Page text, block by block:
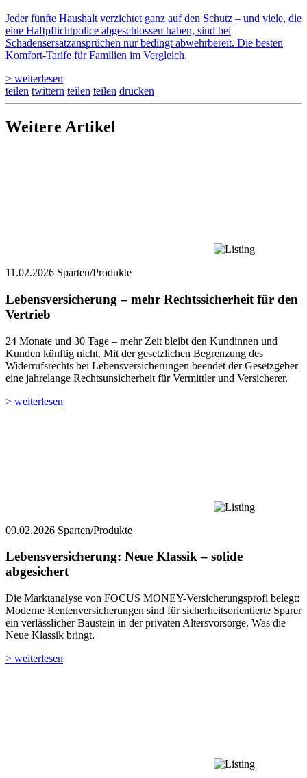
Jeder fünfte Haushalt verzichtet ganz auf den Schutz – und viele, die
eine Haftpflichtpolice abgeschlossen haben, sind bei
Schadensersatzansprüchen nur bedingt abwehrbereit. Die besten
Komfort-Tarife für Familien im Vergleich.
> weiterlesen
teilen twittern teilen teilen drucken
Weitere Artikel
11.02.2026 Sparten/Produkte
Lebensversicherung – mehr Rechtssicherheit für den
Vertrieb
24 Monate und 30 Tage – mehr Zeit bleibt den Kundinnen und
Kunden künftig nicht. Mit der gesetzlichen Begrenzung des
Widerrufsrechts bei Lebensversicherungen beendet der Gesetzgeber
eine jahrelange Rechtsunsicherheit für Vermittler und Versicherer.
> weiterlesen
09.02.2026 Sparten/Produkte
Lebensversicherung: Neue Klassik – solide
abgesichert
Die Marktanalyse von FOCUS MONEY-Versicherungsprofi belegt:
Moderne Rentenversicherungen sind für sicherheitsorientierte Sparer
ein verlässlicher Baustein in der privaten Altersvorsorge. Was die
Neue Klassik bringt.
> weiterlesen